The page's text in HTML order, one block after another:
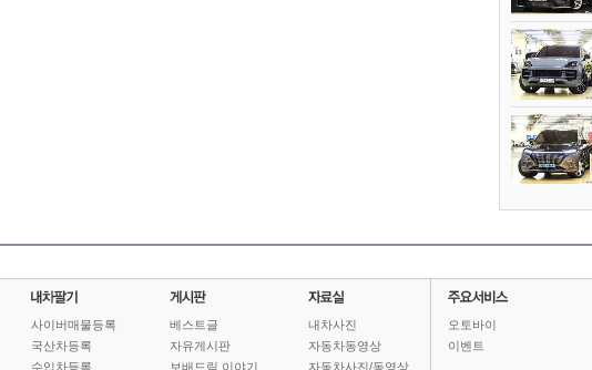
사이버매물등록
국산차등록
수입차등록
베스트글
자유게시판
보배드림 이야기
내차사진
자동차동영상
자동차사진/동영상
오토바이
이벤트